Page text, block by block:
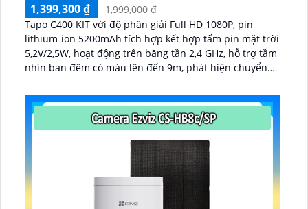
1,399,300 ₫
1,999,000 ₫
Tapo C400 KIT với độ phân giải Full HD 1080P, pin
lithium-ion 5200mAh tích hợp kết hợp tấm pin mặt trời
5,2V/2,5W, hoạt động trên băng tần 2,4 GHz, hỗ trợ tầm
nhìn ban đêm có màu lên đến 9m, phát hiện chuyển
qua thẻ microSD lên đến 512GB